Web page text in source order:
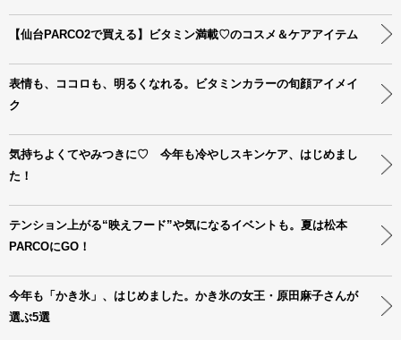
【仙台PARCO2で買える】ビタミン満載♡のコスメ＆ケアアイテム
表情も、ココロも、明るくなれる。ビタミンカラーの旬顔アイメイ
ク
気持ちよくてやみつきに♡ 今年も冷やしスキンケア、はじめまし
た！
テンション上がる“映えフード”や気になるイベントも。夏は松本
PARCOにGO！
今年も「かき氷」、はじめました。かき氷の女王・原田麻子さんが
選ぶ5選